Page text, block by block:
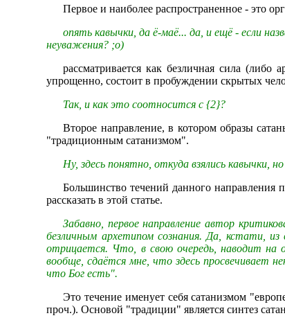
Первое и наиболее распространенное - это
опять кавычки, да ё-маё... да, и ещё - если
неуважения? ;о)
рассматривается как безличная сила
упрощенно, состоит в пробуждении скрытых
Так, и как это соотносится с {2}?
Второе направление, в котором образы
"традиционным сатанизмом".
Ну, здесь понятно, откуда взялись кавычки,
Большинство течений данного направления
рассказать в этой статье.
Забавно, первое направление автор
безличным архетипом сознания. Да, кстати,
отрицается. Что, в свою очередь, наводит на
вообще, сдаётся мне, что здесь просвечивает
что Бог есть".
Это течение именует себя сатанизмом
проч.). Основой "традиции" является синтез